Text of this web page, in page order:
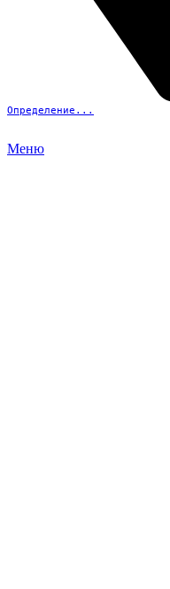
Определение...
Меню